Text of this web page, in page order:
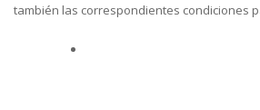
también las correspondientes condiciones